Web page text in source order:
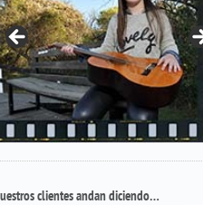
clientes andan diciendo…